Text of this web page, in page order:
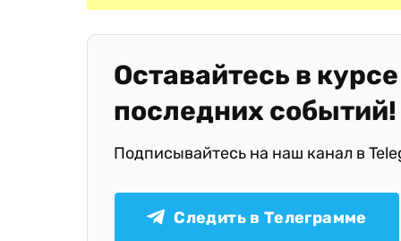
Оставайтесь в курсе
последних событий!
Подписывайтесь на наш канал в
Следить в Телеграмме